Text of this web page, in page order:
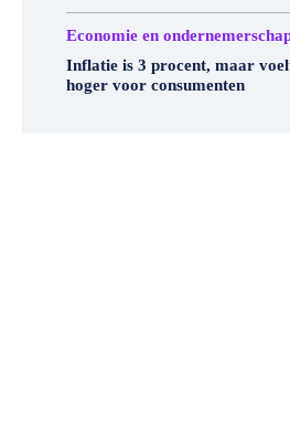
Economie en
Inflatie is 3 procent, maar
hoger voor consumenten